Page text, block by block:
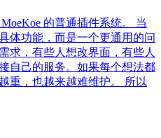
的普通插件系统。 当
体功能，而是一个更通用的问
求，有些人想改界面，有些人
自己的服务。如果每个想法都
重，也越来越难维护。 所以